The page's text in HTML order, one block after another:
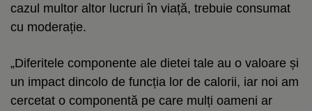
cazul multor altor lucruri în viață, trebuie consumat
cu moderație.
„Diferitele componente ale dietei tale au o valoare și
un impact dincolo de funcția lor de calorii, iar noi am
cercetat o componentă pe care mulți oameni ar